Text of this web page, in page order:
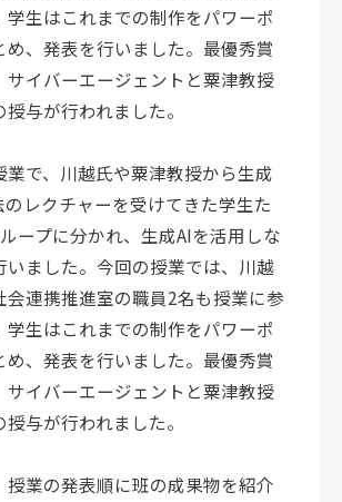
学生はこれまでの制作をパワーポ
め、発表を行いました。最優秀賞
サイバーエージェントと粟津教授
与が行われました。
業で、川越氏や粟津教授から生成
レクチャーを受けてきた学生た
ープに分かれ、生成AIを活用しな
いました。今回の授業では、川越
会連携推進室の職員2名も授業に参
学生はこれまでの制作をパワーポ
め、発表を行いました。最優秀賞
サイバーエージェントと粟津教授
与が行われました。
授業の発表順に班の成果物を紹介